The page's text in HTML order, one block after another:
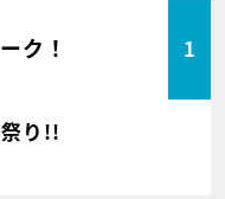
ク！ 1
り!!